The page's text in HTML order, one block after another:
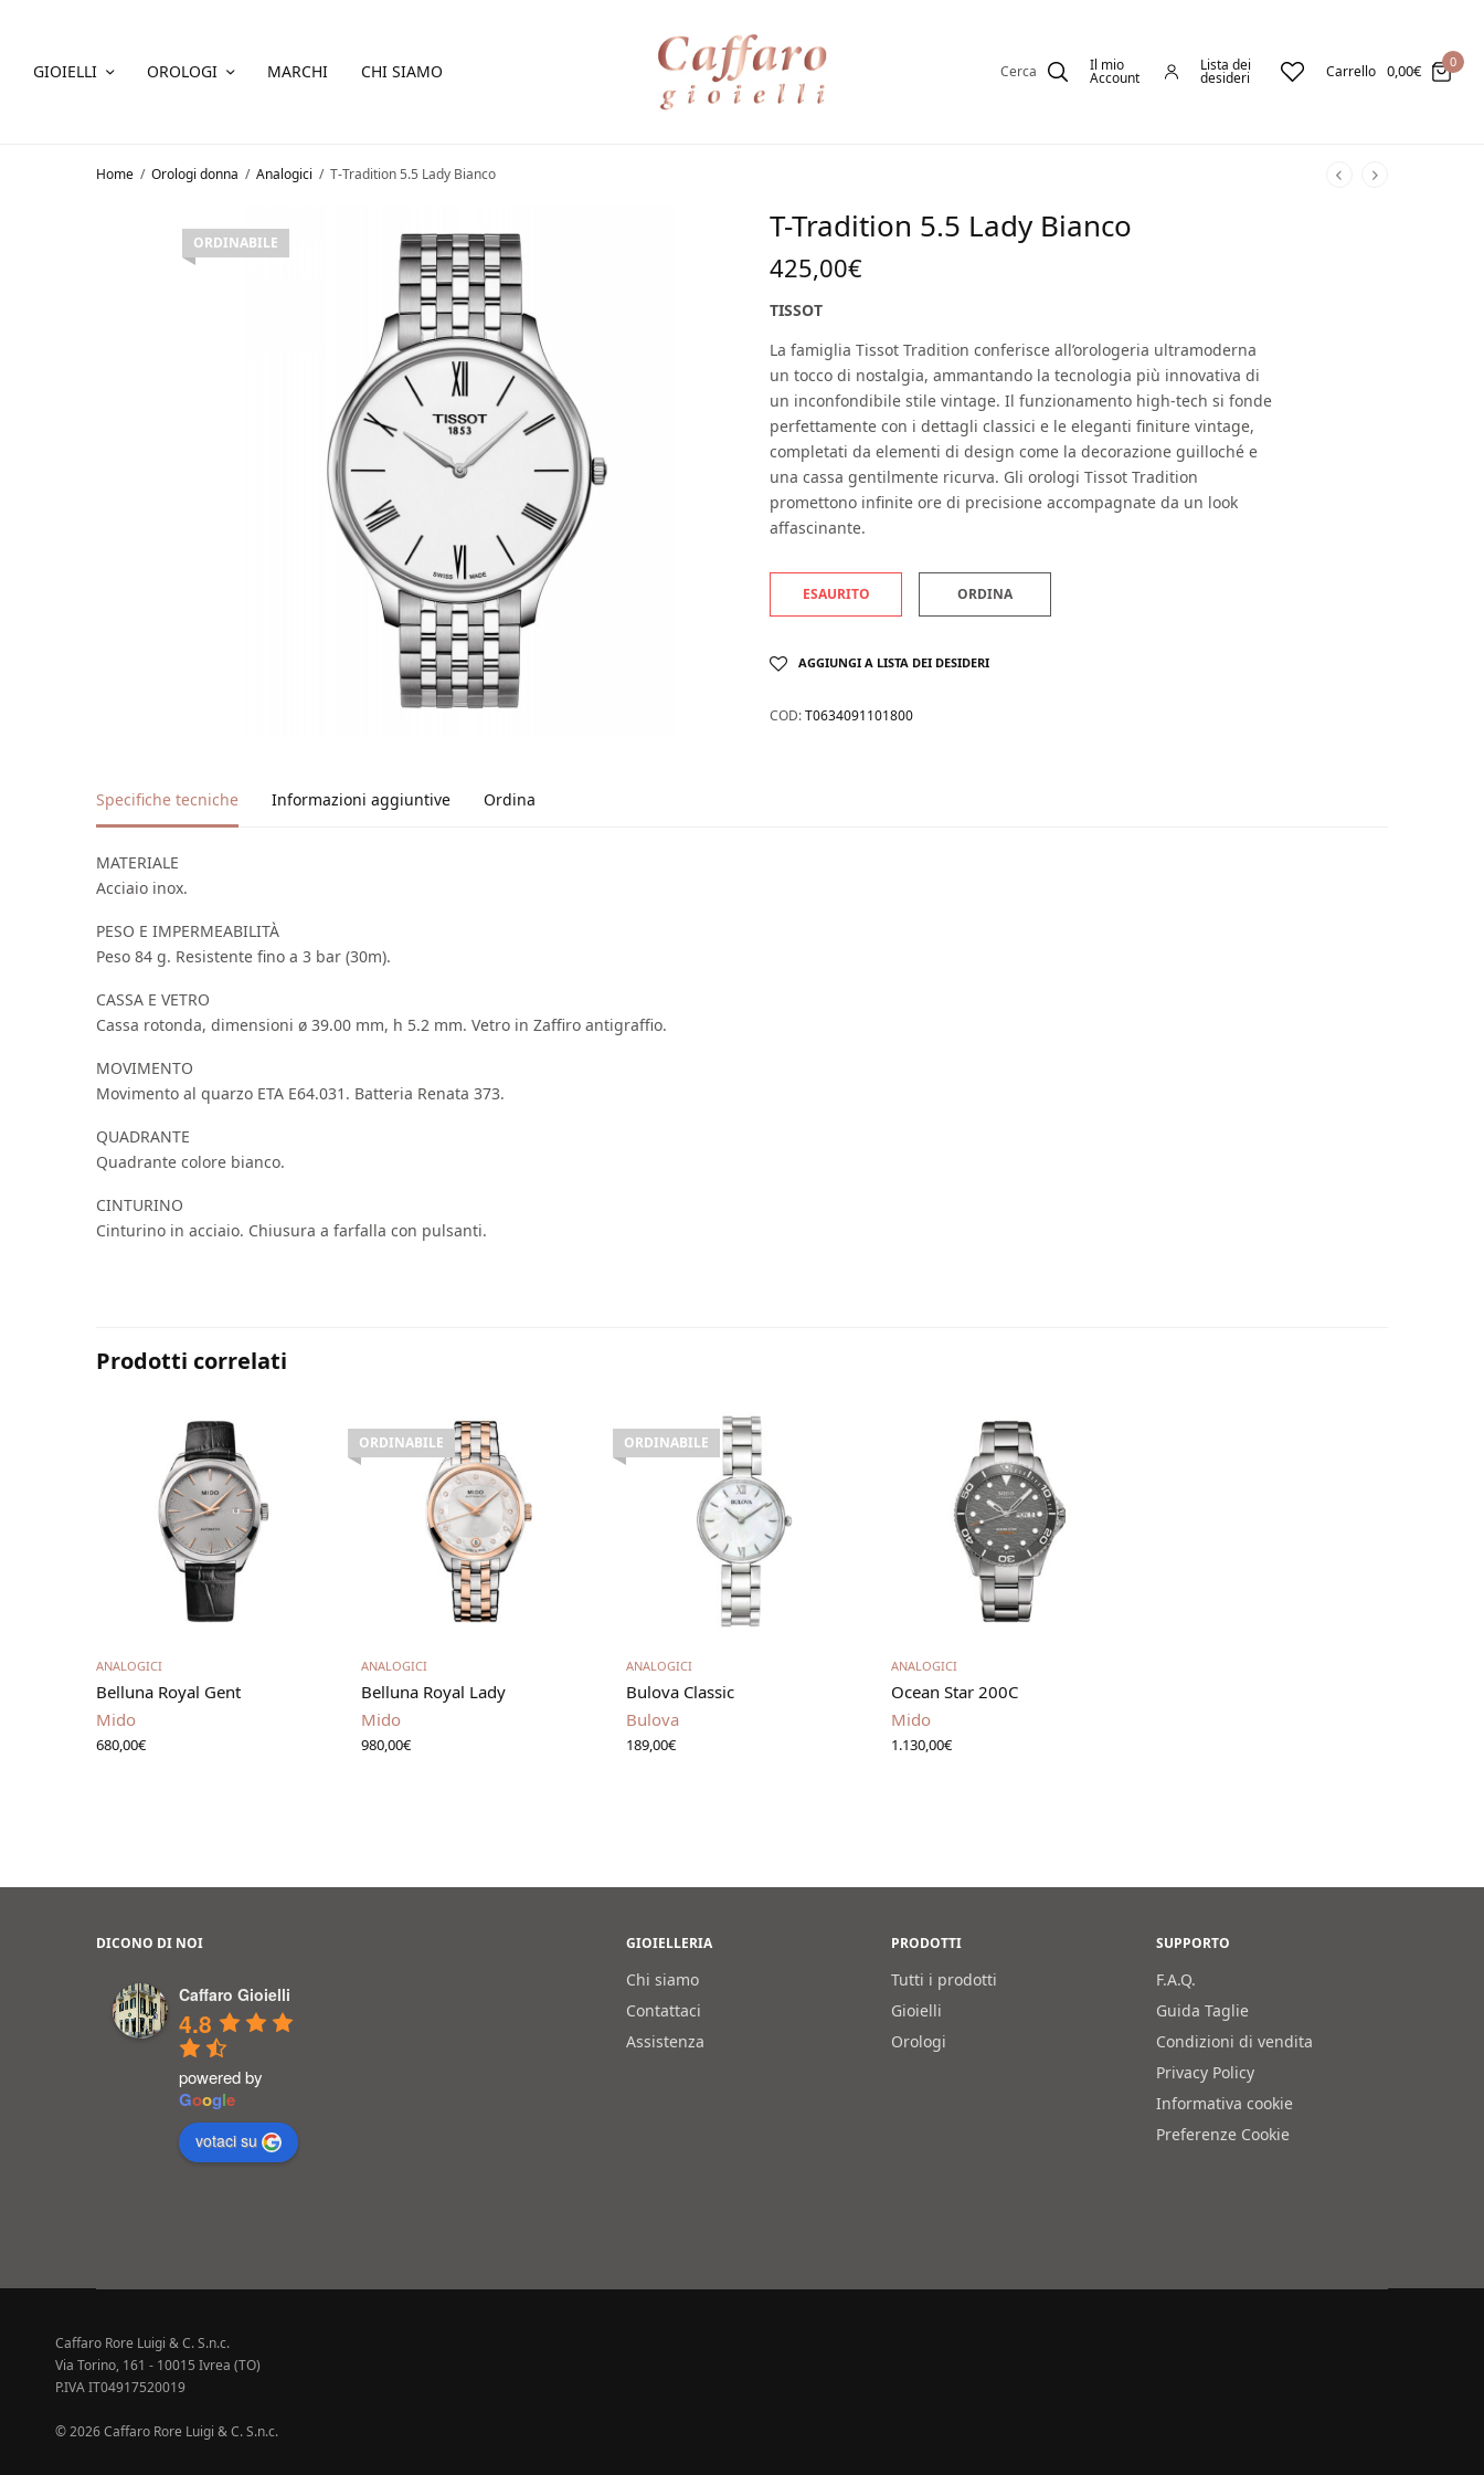
GIOIELLI OROLOGI MARCHI CHI SIAMO Cerca Il mio
Account
Lista dei
desideri Carrello 0,00€ 0
Home / Orologi donna / Analogici / T-Tradition 5.5 Lady Bianco
ORDINABILE T-Tradition 5.5 Lady Bianco
425,00€
TISSOT
La famiglia Tissot Tradition conferisce all’orologeria ultramoderna
un tocco di nostalgia, ammantando la tecnologia più innovativa di
un inconfondibile stile vintage. Il funzionamento high-tech si fonde
perfettamente con i dettagli classici e le eleganti finiture vintage,
completati da elementi di design come la decorazione guilloché e
una cassa gentilmente ricurva. Gli orologi Tissot Tradition
promettono infinite ore di precisione accompagnate da un look
affascinante.
ESAURITO ORDINA
AGGIUNGI A LISTA DEI DESIDERI
COD:T0634091101800
Specifiche tecniche Informazioni aggiuntive Ordina
MATERIALE
Acciaio inox.
PESO E IMPERMEABILITÀ
Peso 84 g. Resistente fino a 3 bar (30m).
CASSA E VETRO
Cassa rotonda, dimensioni ø 39.00 mm, h 5.2 mm. Vetro in Zaffiro antigraffio.
MOVIMENTO
Movimento al quarzo ETA E64.031. Batteria Renata 373.
QUADRANTE
Quadrante colore bianco.
CINTURINO
Cinturino in acciaio. Chiusura a farfalla con pulsanti.
Prodotti correlati
Aggiungi al carrello
ANALOGICI
Belluna Royal Gent
Mido
680,00€
ORDINABILE
ANALOGICI
Belluna Royal Lady
Mido
980,00€
ORDINABILE
ANALOGICI
Bulova Classic
Bulova
189,00€
Aggiungi al carrello
ANALOGICI
Ocean Star 200C
Mido
1.130,00€
DICONO DI NOI
Caffaro Gioielli
4.8
powered by
Google
votaci su
GIOIELLERIA
Chi siamo
Contattaci
Assistenza
PRODOTTI
Tutti i prodotti
Gioielli
Orologi
SUPPORTO
F.A.Q.
Guida Taglie
Condizioni di vendita
Privacy Policy
Informativa cookie
Preferenze Cookie
Caffaro Rore Luigi & C. S.n.c.
Via Torino, 161 - 10015 Ivrea (TO)
P.IVA IT04917520019
© 2026 Caffaro Rore Luigi & C. S.n.c.